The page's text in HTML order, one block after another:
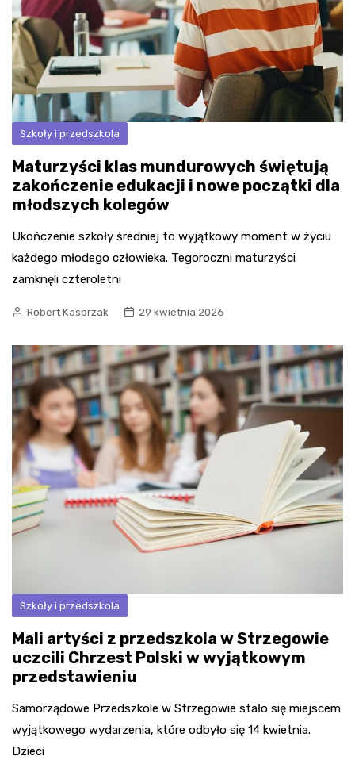
Szkoły i przedszkola
Maturzyści klas mundurowych świętują
zakończenie edukacji i nowe początki dla
młodszych kolegów
Ukończenie szkoły średniej to wyjątkowy moment w życiu
każdego młodego człowieka. Tegoroczni maturzyści
zamknęli czteroletni
Robert Kasprzak 29 kwietnia 2026
Szkoły i przedszkola
Mali artyści z przedszkola w Strzegowie
uczcili Chrzest Polski w wyjątkowym
przedstawieniu
Samorządowe Przedszkole w Strzegowie stało się miejscem
wyjątkowego wydarzenia, które odbyło się 14 kwietnia.
Dzieci